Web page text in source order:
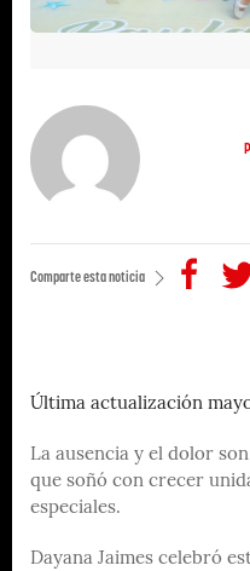
Comparte esta noticia
Última actualización
La ausencia y el dolor
que soñó con crecer
especiales.
Dayana Jaimes celebró